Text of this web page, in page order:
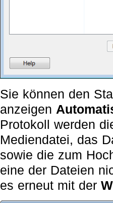
Sie können den
anzeigen
Protokoll werden
Mediendatei, das
sowie die zum
eine der Dateien
es erneut mit der